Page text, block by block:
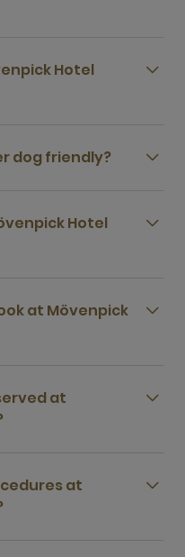
Hotel
dog friendly?
Hotel
at Mövenpick
at
at